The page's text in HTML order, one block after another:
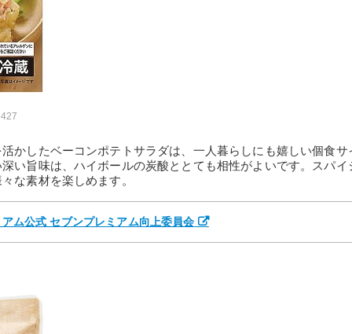
かしたベーコンポテトサラダは、一人暮らしにも嬉しい個食サ
い旨味は、ハイボールの炭酸ととても相性がよいです。スパイ
な素材を楽しめます。
ム公式 セブンプレミアム向上委員会